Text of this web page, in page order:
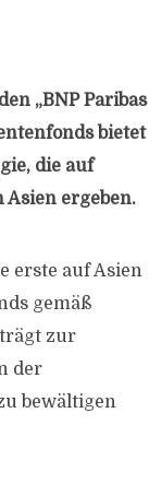
„BNP Paribas
bietet
die auf
ergeben.
erste auf Asien
gemäß
zur
der
bewältigen